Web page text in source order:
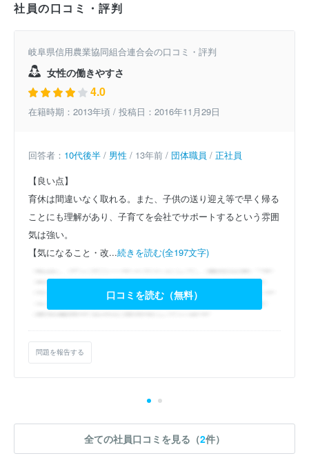
社員の口コミ・評判
岐阜県信用農業協同組合連合会の口コミ・評判
女性の働きやすさ
4.0
在籍時期：2013年頃 / 投稿日：2016年11月29日
回答者： 10代後半 / 男性 / 13年前 / 団体職員 / 正社員
【良い点】
育休は間違いなく取れる。また、子供の送り迎え等で早く帰る
ことにも理解があり、子育てを会社でサポートするという雰囲
気は強い。
【気になること・改...続きを読む(全197文字)
口コミを読む（無料）
問題を報告する
全ての社員口コミを見る（2件）